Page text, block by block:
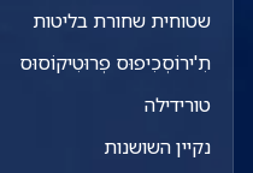
שטוחית שחורת בליטות
תִ'ירוֹסְכִיפוּס פְרוּטִיקוֹסוּס
טורידילה
נקיין השושנות